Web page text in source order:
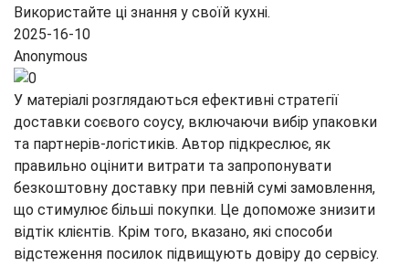
Використайте ці знання у своїй кухні.
2025-16-10
Anonymous
У матеріалі розглядаються ефективні стратегії
доставки соєвого соусу, включаючи вибір упаковки
та партнерів‑логістиків. Автор підкреслює, як
правильно оцінити витрати та запропонувати
безкоштовну доставку при певній сумі замовлення,
що стимулює більші покупки. Це допоможе знизити
відтік клієнтів. Крім того, вказано, які способи
відстеження посилок підвищують довіру до сервісу.